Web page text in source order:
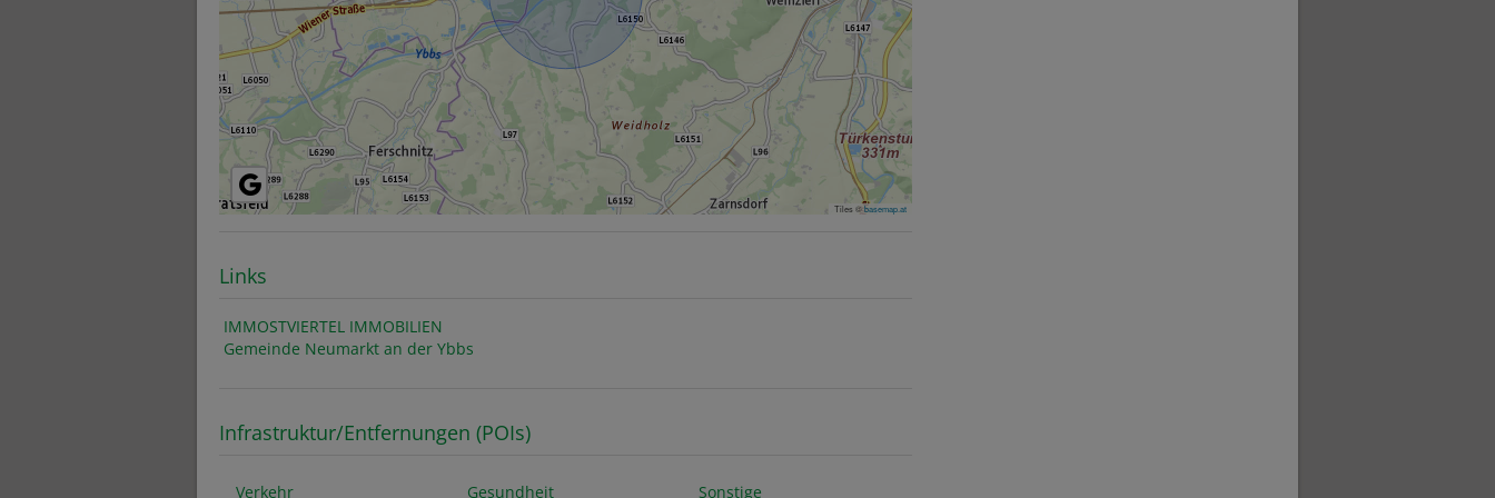
Tiles ©basemap.at
Links
IMMOSTVIERTEL IMMOBILIEN
Gemeinde Neumarkt an der Ybbs
Infrastruktur/Entfernungen (POIs)
Verkehr Gesundheit Sonstige